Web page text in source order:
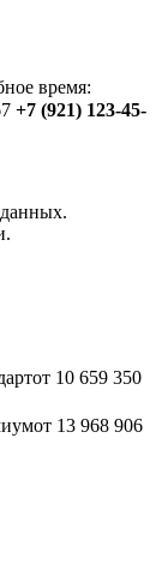
время:
+7 (921) 123-45-
от 10 659 350
от 13 968 906